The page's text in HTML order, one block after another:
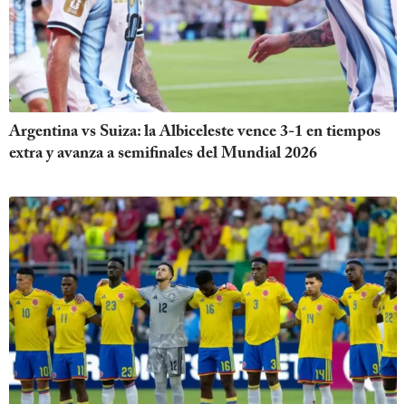
Argentina vs Suiza: la Albiceleste vence 3-1 en tiempos
extra y avanza a semifinales del Mundial 2026